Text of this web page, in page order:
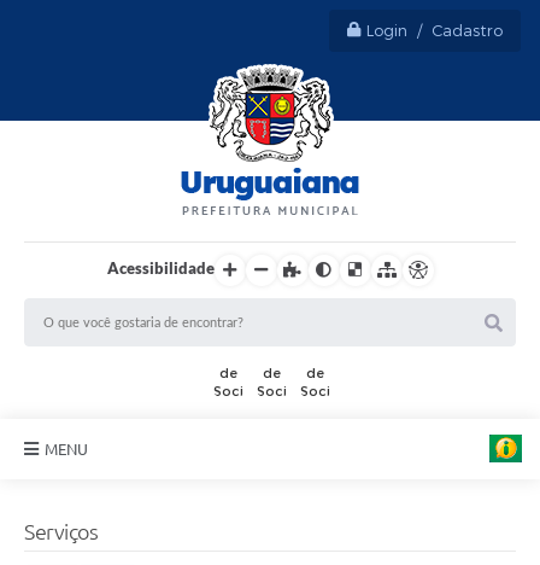
Login / Cadastro
Acessibilidade
MENU
Serviços